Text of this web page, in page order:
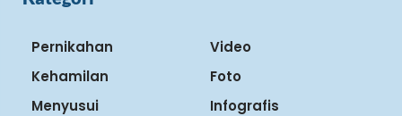
Pernikahan
Kehamilan
Menyusui
Video
Foto
Infografis